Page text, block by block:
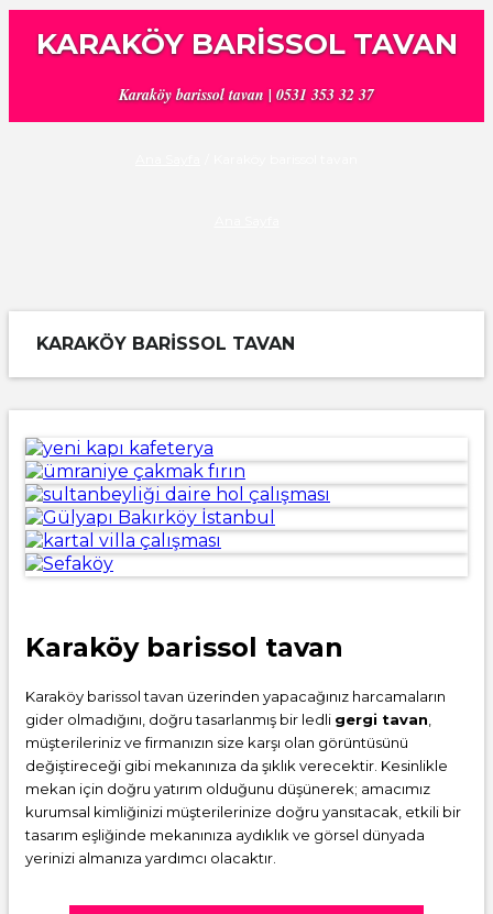
KARAKÖY BARISSOL TAVAN
Karaköy barissol tavan | 0531 353 32 37
KARAKÖY BARISSOL TAVAN
Karaköy barissol tavan
Karaköy barissol tavan üzerinden yapacağınız harcamaların
gider olmadığını, doğru tasarlanmış bir ledli gergi tavan
müşterileriniz ve firmanızın size karşı olan görüntüsünü
değiştireceği gibi mekanınıza da şıklık verecektir. Kesinlikle
mekan için doğru yatırım olduğunu düşünerek; amacımız
kurumsal kimliğinizi müşterilerinize doğru yansıtacak, etkili bir
tasarım eşliğinde mekanınıza aydıklık ve görsel dünyada
yerinizi almanıza yardımcı olacaktır.